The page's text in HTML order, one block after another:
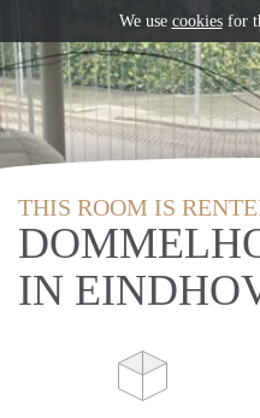
THIS ROOM IS
IN
We use cookiesfor